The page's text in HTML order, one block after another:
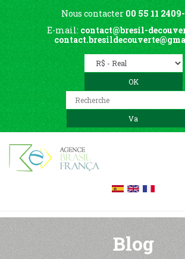
Nous contacter 00 55 11
E-mail: contact@bresil-
Blog